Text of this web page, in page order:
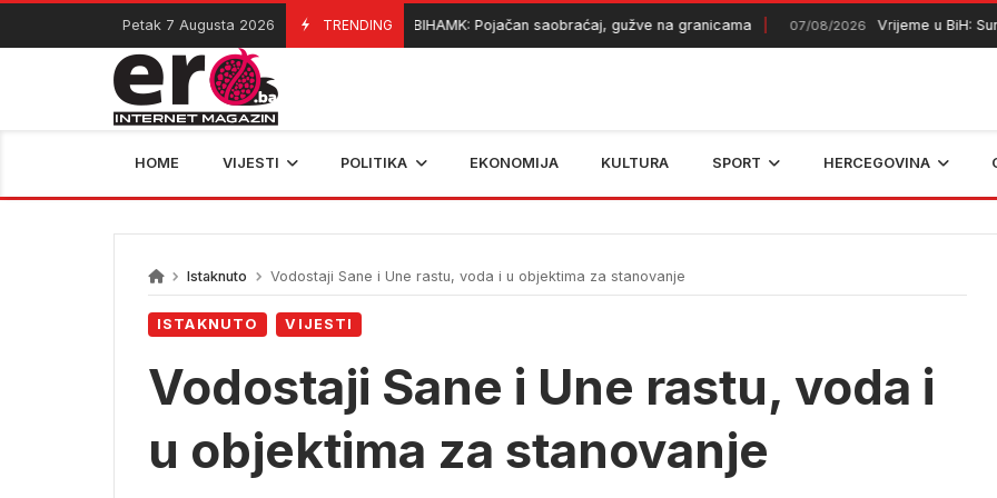
Skip
content
Petak 7 Augusta 2026 TRENDING
07/08/2026 BIHAMK: Pojačan saobraćaj, gužve na granicama 07/08/2026 Vrijeme u BiH:
HOME VIJESTI POLITIKA EKONOMIJA KULTURA SPORT HERCEGOVINA
Istaknuto Vodostaji Sane i Une rastu, voda i u objektima za stanovanje
ISTAKNUTO VIJESTI
Vodostaji Sane i Une rastu, voda i
u objektima za stanovanje